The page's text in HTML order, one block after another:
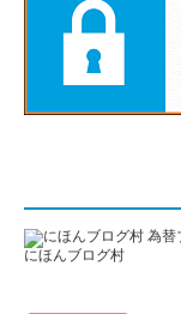
にほんブログ村